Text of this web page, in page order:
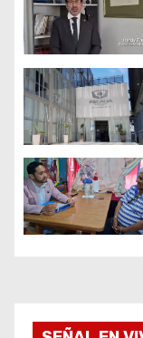
i
ó
n
d
e
e
r